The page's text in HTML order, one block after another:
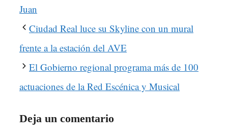
Juan
Ciudad Real luce su Skyline con un mural
frente a la estación del AVE
El Gobierno regional programa más de 100
actuaciones de la Red Escénica y Musical
Deja un comentario